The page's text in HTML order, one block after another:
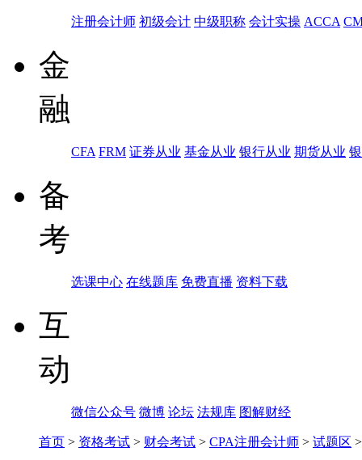
注册会计师 初级会计 中级职称 会计实操 ACCA
金
融
CFA FRM 证券从业 基金从业 银行从业 期货从业
备
考
选课中心 在线题库 免费直播 资料下载
互
动
微信公众号 微博 论坛 法规库 图解财经
首页 > 资格考试 > 财会考试 > CPA注册会计师 > 试题区